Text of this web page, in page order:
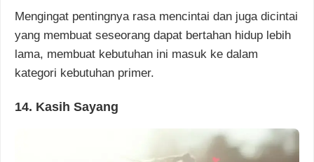
Mengingat pentingnya rasa mencintai dan juga dicintai
yang membuat seseorang dapat bertahan hidup lebih
lama, membuat kebutuhan ini masuk ke dalam
kategori kebutuhan primer.
14. Kasih Sayang